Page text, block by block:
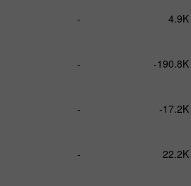
- 4.9K
- -190.8K
- -17.2K
- 22.2K